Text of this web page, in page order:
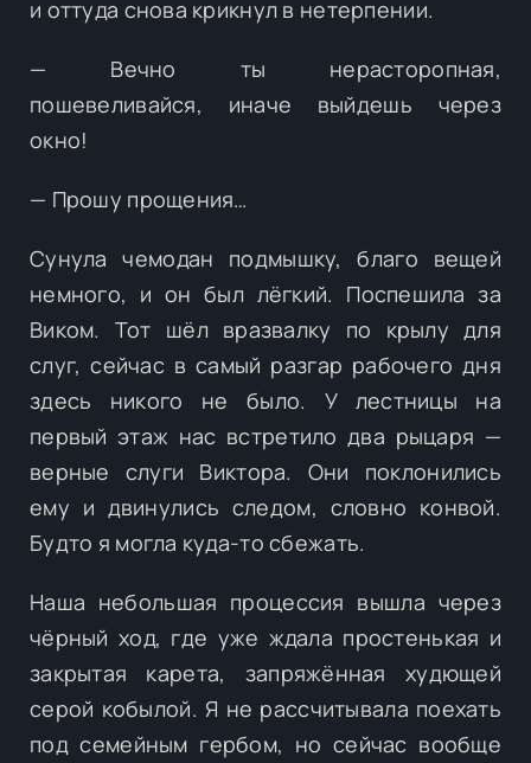
и оттуда снова крикнул в нетерпении.
— Вечно ты нерасторопная,
пошевеливайся, иначе выйдешь через
окно!
— Прошу прощения…
Сунула чемодан подмышку, благо вещей
немного, и он был лёгкий. Поспешила за
Виком. Тот шёл вразвалку по крылу для
слуг, сейчас в самый разгар рабочего дня
здесь никого не было. У лестницы на
первый этаж нас встретило два рыцаря —
верные слуги Виктора. Они поклонились
ему и двинулись следом, словно конвой.
Будто я могла куда-то сбежать.
Наша небольшая процессия вышла через
чёрный ход, где уже ждала простенькая и
закрытая карета, запряжённая худющей
серой кобылой. Я не рассчитывала поехать
под семейным гербом, но сейчас вообще